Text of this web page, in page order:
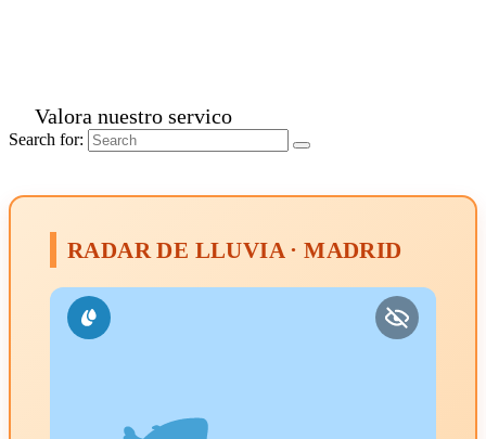
Valora nuestro servico
Search for:
RADAR DE LLUVIA · MADRID